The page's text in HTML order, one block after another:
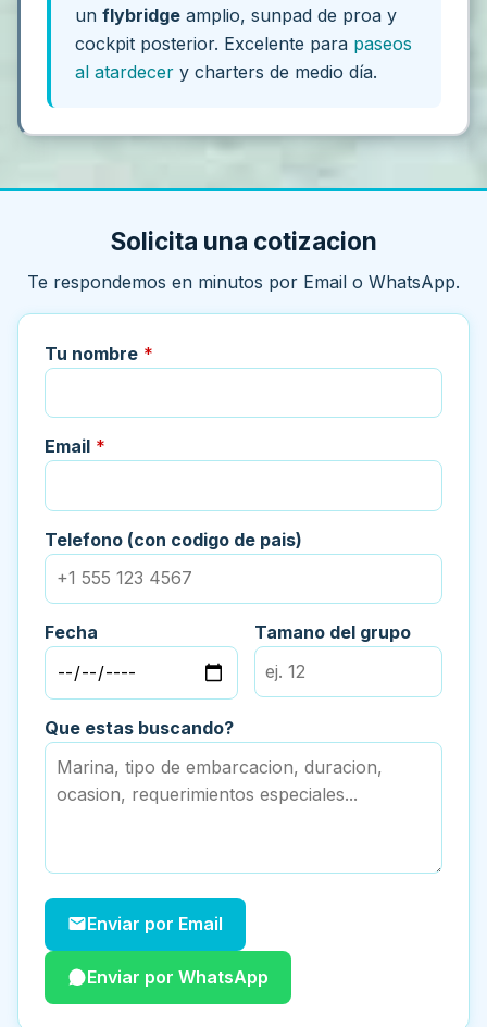
unflybridge amplio, sunpad de proa y
cockpit posterior. Excelente para paseos
al atardecer y charters de medio día.
Solicita una cotizacion
Te respondemos en minutos por Email o WhatsApp.
Tu nombre *
Email *
Telefono (con codigo de pais)
Fecha Tamano del grupo
Que estas buscando?
Enviar por Email
Enviar por WhatsApp